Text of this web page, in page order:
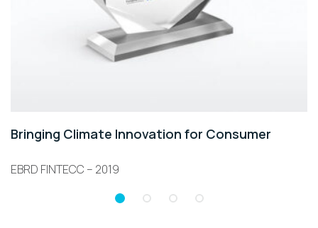
Bringing Climate Innovation for Consumer
EBRD FINTECC – 2019